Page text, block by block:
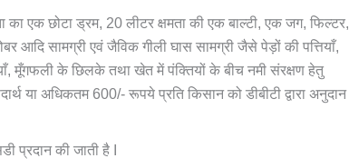
का एक छोटा ड्रम, 20 लीटर क्षमता की एक बाल्टी, एक जग, फिल्टर,
आदि सामग्री एवं जैविक गीली घास सामग्री जैसे पेड़ों की पत्तियाँ,
मूँगफली के छिलके तथा खेत में पंक्तियों के बीच नमी संरक्षण हेतु
या अधिकतम 600/- रूपये प्रति किसान को डीबीटी द्वारा अनुदान
प्रदान की जाती है I